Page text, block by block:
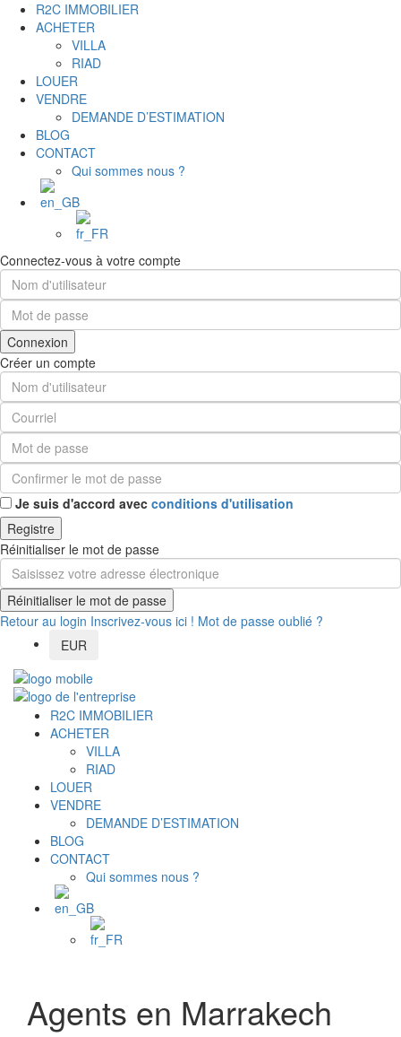
R2C IMMOBILIER
ACHETER
VILLA
RIAD
LOUER
VENDRE
DEMANDE D’ESTIMATION
BLOG
CONTACT
Qui sommes nous ?
Connectez-vous à votre compte
Connexion
Créer un compte
Je suis d'accord avec conditions d'utilisation
Registre
Réinitialiser le mot de passe
Réinitialiser le mot de passe
Retour au login Inscrivez-vous ici ! Mot de passe oublié ?
EUR
R2C IMMOBILIER
ACHETER
VILLA
RIAD
LOUER
VENDRE
DEMANDE D’ESTIMATION
BLOG
CONTACT
Qui sommes nous ?
Agents en Marrakech